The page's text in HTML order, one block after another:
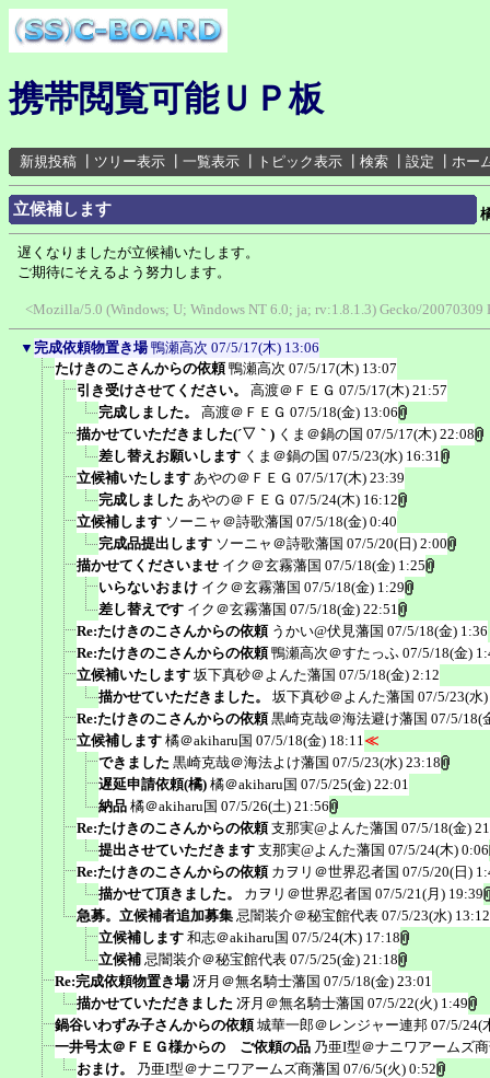
携帯閲覧可能ＵＰ板
新規投稿 ツリー表示 一覧表示 トピック表示 検索 設定 ホー
立候補します
遅くなりましたが立候補いたします。
ご期待にそえるよう努力します。
<Mozilla/5.0 (Windows; U; Windows NT 6.0; ja; rv:1.8.1.3) Gecko/
▼ 完成依頼物置き場 鴨瀬高次 07/5/17(木) 13:06
たけきのこさんからの依頼 鴨瀬高次 07/5/17(木) 13:07
引き受けさせてください。
高渡＠ＦＥＧ 07/5/17(木) 21:57
完成しました。
高渡＠ＦＥＧ 07/5/18(金) 13:06
描かせていただきました(´▽｀) くま＠鍋の国 07/5/17(木) 22:08
差し替えお願いします くま＠鍋の国 07/5/23(水) 16:31
立候補いたします あやの＠ＦＥＧ 07/5/17(木) 23:39
完成しました あやの＠ＦＥＧ 07/5/24(木) 16:12
立候補します ソーニャ＠詩歌藩国 07/5/18(金) 0:40
完成品提出します ソーニャ＠詩歌藩国 07/5/20(日) 2:00
描かせてくださいませ イク＠玄霧藩国 07/5/18(金) 1:25
いらないおまけ イク＠玄霧藩国 07/5/18(金) 1:29
差し替えです イク＠玄霧藩国 07/5/18(金) 22:51
Re:たけきのこさんからの依頼 うかい@伏見藩国 07/5/18(金) 1:36
Re:たけきのこさんからの依頼 鴨瀬高次＠すたっふ 07/5/18(金)
立候補いたします 坂下真砂＠よんた藩国 07/5/18(金) 2:12
描かせていただきました。
坂下真砂＠よんた藩国 07/5/23(水
Re:たけきのこさんからの依頼 黒崎克哉＠海法避け藩国 07/5/18(
立候補します 橘＠akiharu国 07/5/18(金) 18:11 ≪
できました 黒崎克哉＠海法よけ藩国 07/5/23(水) 23:18
遅延申請依頼(橘) 橘＠akiharu国 07/5/25(金) 22:01
納品 橘＠akiharu国 07/5/26(土) 21:56
Re:たけきのこさんからの依頼 支那実@よんた藩国 07/5/18(金)
提出させていただきます 支那実@よんた藩国 07/5/24(木) 0:06
Re:たけきのこさんからの依頼 カヲリ＠世界忍者国 07/5/20(日)
描かせて頂きました。
カヲリ＠世界忍者国 07/5/21(月) 19:39
急募。立候補者追加募集 忌闇装介＠秘宝館代表 07/5/23(水) 13:12
立候補します 和志＠akiharu国 07/5/24(木) 17:18
立候補 忌闇装介＠秘宝館代表 07/5/25(金) 21:18
Re:完成依頼物置き場 冴月＠無名騎士藩国 07/5/18(金) 23:01
描かせていただきました 冴月＠無名騎士藩国 07/5/22(火) 1:49
鍋谷いわずみ子さんからの依頼 城華一郎＠レンジャー連邦 07/5/24(
一井号太＠ＦＥＧ様からの ご依頼の品 乃亜I型＠ナニワアームズ
おまけ。
乃亜I型＠ナニワアームズ商藩国 07/6/5(火) 0:52